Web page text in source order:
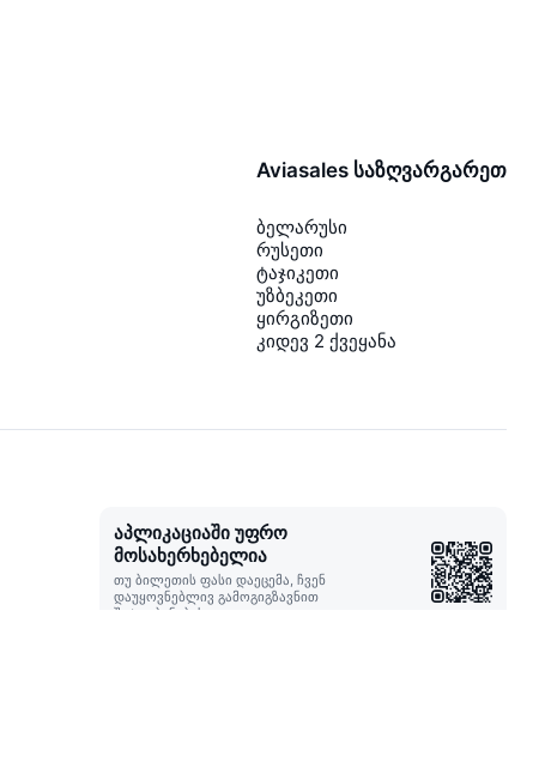
Aviasales საზღვარგარეთ
ბელარუსი
რუსეთი
ტაჯიკეთი
უზბეკეთი
ყირგიზეთი
კიდევ 2 ქვეყანა
აპლიკაციაში უფრო
მოსახერხებელია
თუ ბილეთის ფასი დაეცემა, ჩვენ
დაუყოვნებლივ გამოგიგზავნით
შეტყობინებას